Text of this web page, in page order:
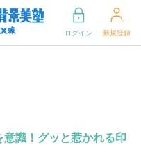
ログイン 新規登録
識！グッと惹かれる印